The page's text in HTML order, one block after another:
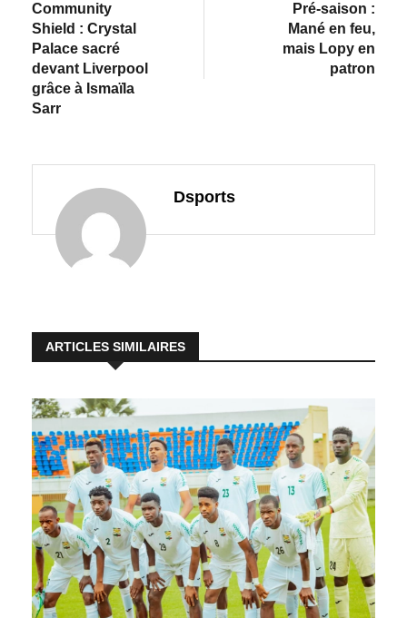
Community
Shield : Crystal
Palace sacré
devant Liverpool
grâce à Ismaïla
Sarr
Pré-saison :
Mané en feu,
mais Lopy en
patron
Dsports
ARTICLES SIMILAIRES